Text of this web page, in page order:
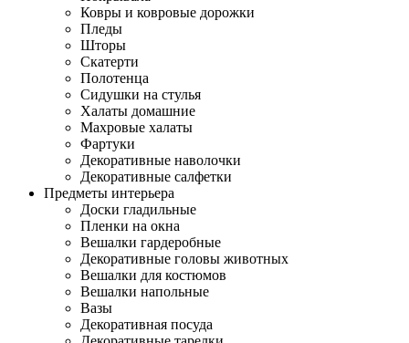
Ковры и ковровые дорожки
Пледы
Шторы
Скатерти
Полотенца
Сидушки на стулья
Халаты домашние
Махровые халаты
Фартуки
Декоративные наволочки
Декоративные салфетки
Предметы интерьера
Доски гладильные
Пленки на окна
Вешалки гардеробные
Декоративные головы животных
Вешалки для костюмов
Вешалки напольные
Вазы
Декоративная посуда